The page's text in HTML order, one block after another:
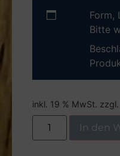
Form,
Bitte
inkl. 19 % MwSt. zzgl.
In den